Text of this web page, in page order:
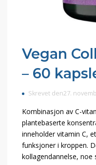
Vegan
– 60
Skrevet den27.
Kombinasjon av C-
plantebaserte
inneholder vitamin C,
funksjoner i kroppen.
kollagendannelse,